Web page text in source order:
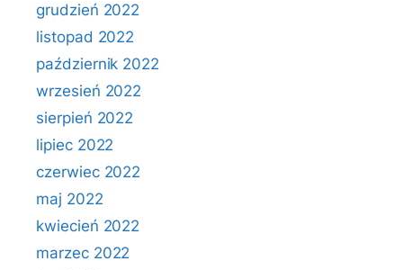
grudzień 2022
listopad 2022
październik 2022
wrzesień 2022
sierpień 2022
lipiec 2022
czerwiec 2022
maj 2022
kwiecień 2022
marzec 2022